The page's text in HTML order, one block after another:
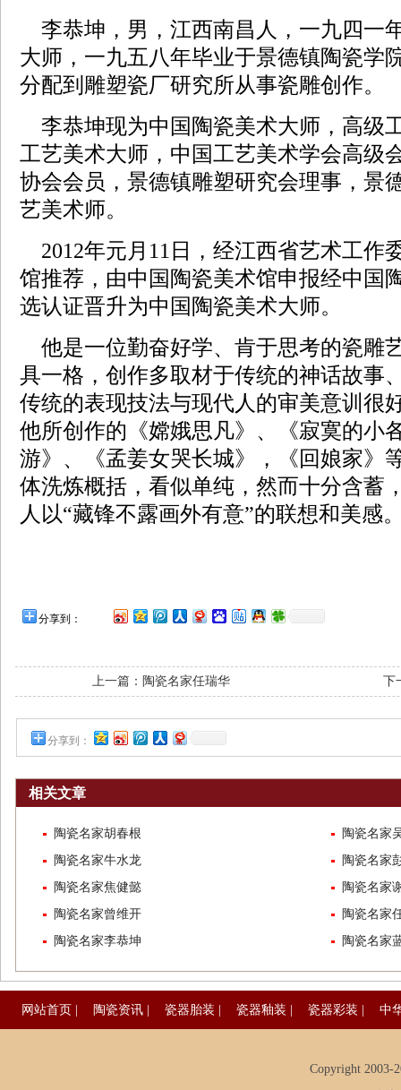
李恭坤，男，江西南昌人，一九四一
大师，一九五八年毕业于景德镇陶瓷学
分配到雕塑瓷厂研究所从事瓷雕创作。
李恭坤现为中国陶瓷美术大师，高级
工艺美术大师，中国工艺美术学会高级
协会会员，景德镇雕塑研究会理事，景
艺美术师。
2012年元月11日，经江西省艺术工作
馆推荐，由中国陶瓷美术馆申报经中国
选认证晋升为中国陶瓷美术大师。
他是一位勤奋好学、肯于思考的瓷雕
具一格，创作多取材于传统的神话故事
传统的表现技法与现代人的审美意训很
他所创作的《嫦娥思凡》、《寂寞的小
游》、《孟姜女哭长城》，《回娘家》
体洗炼概括，看似单纯，然而十分含蓄
人以“藏锋不露画外有意”的联想和美感
分享到：
上一篇： 陶瓷名家任瑞华 下
分享到：
相关文章
陶瓷名家胡春根
陶瓷名家
陶瓷名家牛水龙
陶瓷名家
陶瓷名家焦健懿
陶瓷名家
陶瓷名家曾维开
陶瓷名家
陶瓷名家李恭坤
陶瓷名家
网站首页 陶瓷资讯 瓷器胎装 瓷器釉装 瓷器彩装 中
Copyright 2003-